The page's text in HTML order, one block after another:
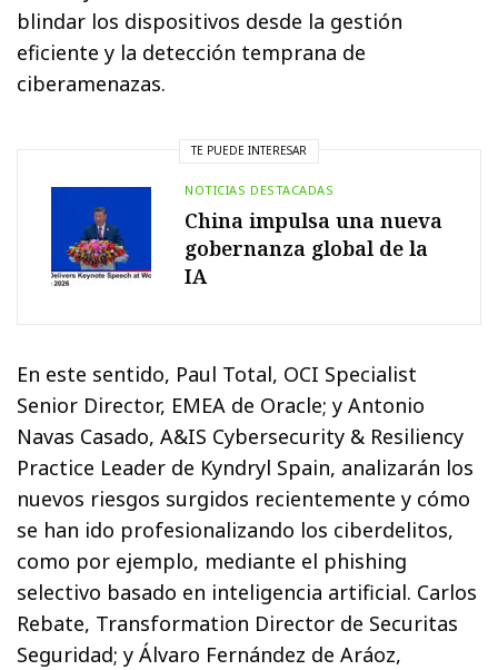
blindar los dispositivos desde la gestión
eficiente y la detección temprana de
ciberamenazas.
TE PUEDE INTERESAR
NOTICIAS DESTACADAS
China impulsa una nueva
gobernanza global de la
IA
En este sentido, Paul Total, OCI Specialist
Senior Director, EMEA de Oracle; y Antonio
Navas Casado, A&IS Cybersecurity & Resiliency
Practice Leader de Kyndryl Spain, analizarán los
nuevos riesgos surgidos recientemente y cómo
se han ido profesionalizando los ciberdelitos,
como por ejemplo, mediante el phishing
selectivo basado en inteligencia artificial. Carlos
Rebate, Transformation Director de Securitas
Seguridad; y Álvaro Fernández de Aráoz,